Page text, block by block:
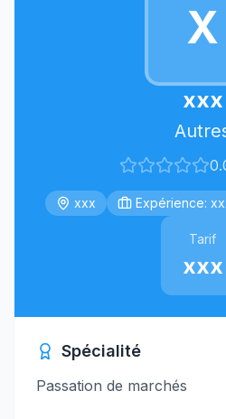
X
xxx
xxx Expérience:
Tarif
xxx
Spécialité
Passation de marchés